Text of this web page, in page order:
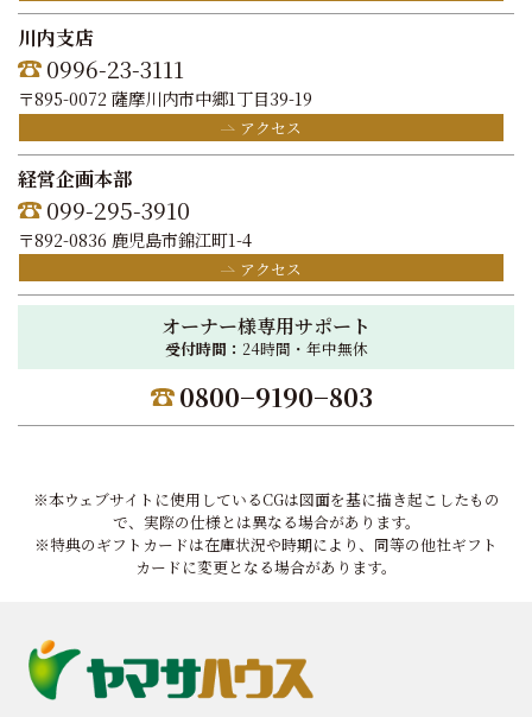
川内支店
0996-23-3111
〒895-0072 薩摩川内市中郷1丁目39-19
アクセス
経営企画本部
099-295-3910
〒892-0836 鹿児島市錦江町1-4
アクセス
オーナー様専用サポート
受付時間： 24時間・年中無休
0800−9190−803
※本ウェブサイトに使用しているCGは図面を基に描き起こしたもの
で、実際の仕様とは異なる場合があります。
※特典のギフトカードは在庫状況や時期により、同等の他社ギフト
カードに変更となる場合があります。